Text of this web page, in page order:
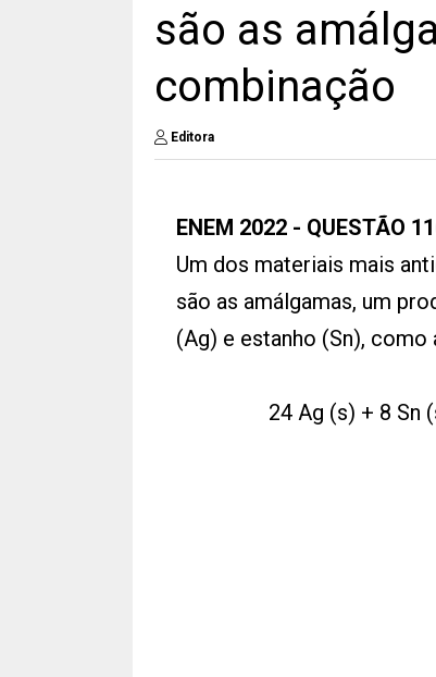
são as
combinação
Editora
ENEM 2022 - QUESTÃO
Um dos materiais mais
são as amálgamas, um
(Ag) e estanho (Sn),
24 Ag (s) + 8 Sn